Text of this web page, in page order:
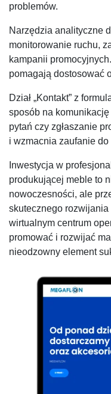
problemów.
Narzędzia analityczne
monitorowanie ruchu,
kampanii
pomagają dostosować
Dział „Kontakt” z
sposób na komunikację
pytań czy zgłaszanie
i wzmacnia zaufanie do
Inwestycja w
produkującej meble to
nowoczesności, ale
skutecznego
wirtualnym centrum
promować i rozwijać
nieodzowny element